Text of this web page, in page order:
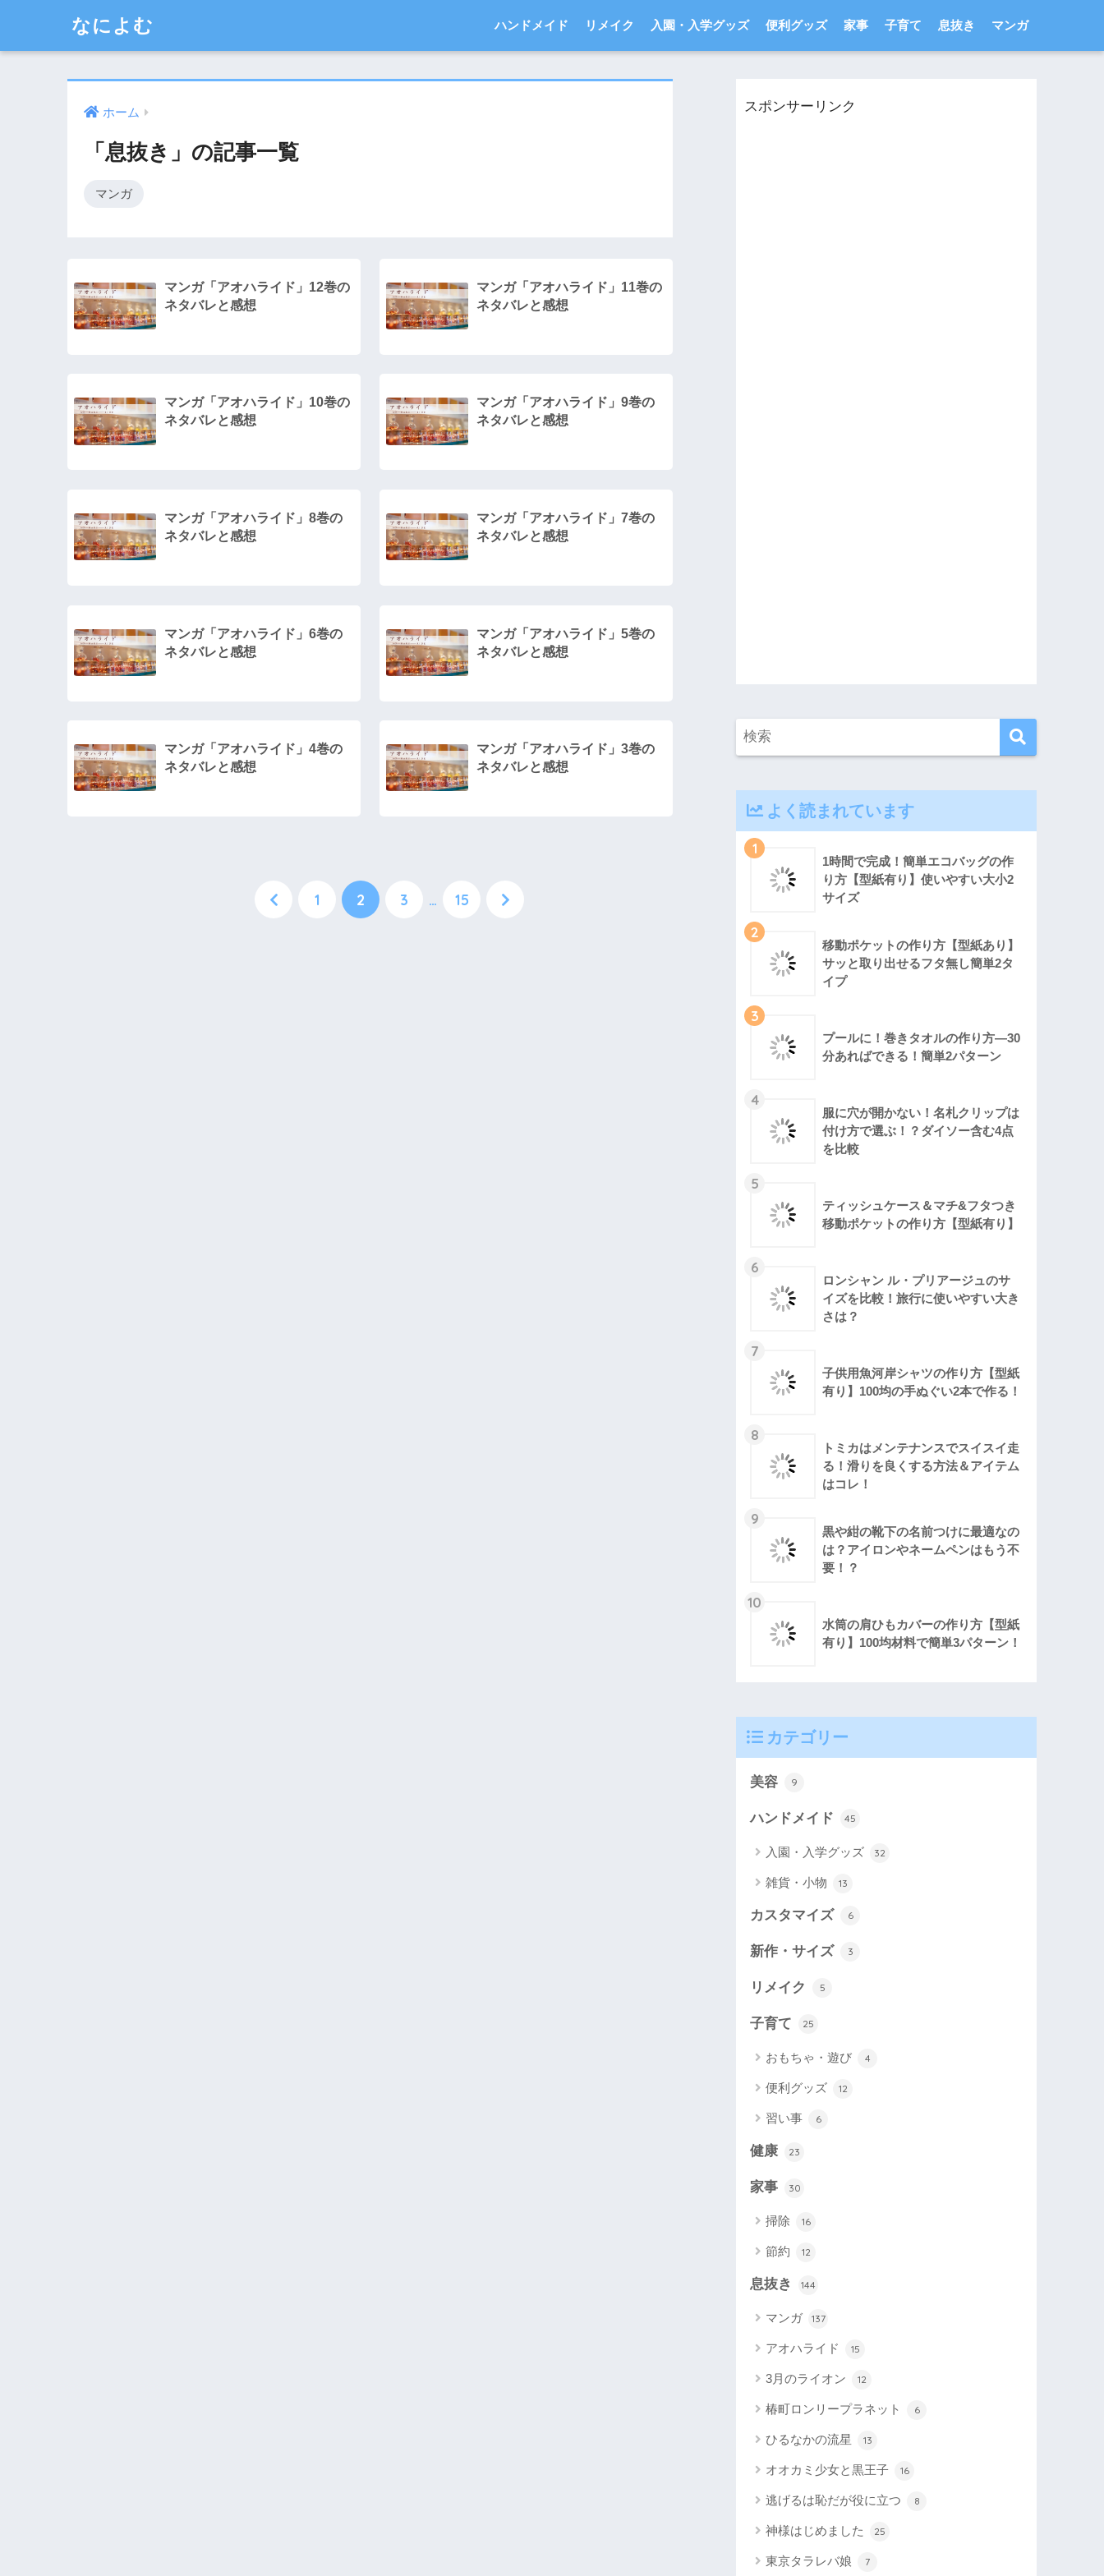
なによむ ハンドメイド リメイク 入園・入学グッズ 便利グッズ 家事 子育て 息抜き マンガ
ホーム
「息抜き」の記事一覧
マンガ
マンガ「アオハライド」12巻の
ネタバレと感想
マンガ「アオハライド」11巻の
ネタバレと感想
マンガ「アオハライド」10巻の
ネタバレと感想
マンガ「アオハライド」9巻の
ネタバレと感想
マンガ「アオハライド」8巻の
ネタバレと感想
マンガ「アオハライド」7巻の
ネタバレと感想
マンガ「アオハライド」6巻の
ネタバレと感想
マンガ「アオハライド」5巻の
ネタバレと感想
マンガ「アオハライド」4巻の
ネタバレと感想
マンガ「アオハライド」3巻の
ネタバレと感想
1 2 3 … 15
スポンサーリンク
よく読まれています
1
1時間で完成！簡単エコバッグの作
り方【型紙有り】使いやすい大小2
サイズ
2
移動ポケットの作り方【型紙あり】
サッと取り出せるフタ無し簡単2タ
イプ
3
プールに！巻きタオルの作り方―30
分あればできる！簡単2パターン
4
服に穴が開かない！名札クリップは
付け方で選ぶ！？ダイソー含む4点
を比較
5
ティッシュケース＆マチ&フタつき
移動ポケットの作り方【型紙有り】
6
ロンシャン ル・プリアージュのサ
イズを比較！旅行に使いやすい大き
さは？
7
子供用魚河岸シャツの作り方【型紙
有り】100均の手ぬぐい2本で作る！
8
トミカはメンテナンスでスイスイ走
る！滑りを良くする方法＆アイテム
はコレ！
9
黒や紺の靴下の名前つけに最適なの
は？アイロンやネームペンはもう不
要！？
10
水筒の肩ひもカバーの作り方【型紙
有り】100均材料で簡単3パターン！
カテゴリー
美容 9
ハンドメイド 45
入園・入学グッズ 32
雑貨・小物 13
カスタマイズ 6
新作・サイズ 3
リメイク 5
子育て 25
おもちゃ・遊び 4
便利グッズ 12
習い事 6
健康 23
家事 30
掃除 16
節約 12
息抜き 144
マンガ 137
アオハライド 15
3月のライオン 12
椿町ロンリープラネット 6
ひるなかの流星 13
オオカミ少女と黒王子 16
逃げるは恥だが役に立つ 8
神様はじめました 25
東京タラレバ娘 7